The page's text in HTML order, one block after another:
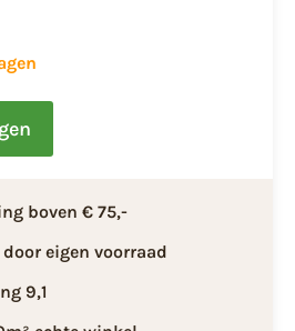
boven € 75,-
eigen voorraad
9,1